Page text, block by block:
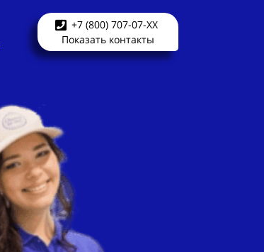
+7 (800) 707-07-XX
Показать контакты